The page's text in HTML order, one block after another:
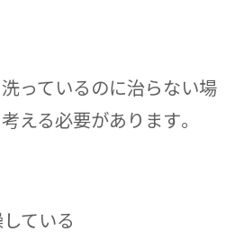
っているのに治らない場
える必要があります。
ている